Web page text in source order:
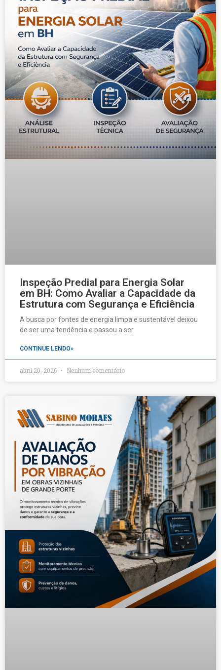
Inspeção Predial para Energia Solar
em BH: Como Avaliar a Capacidade da
Estrutura com Segurança e Eficiência
A busca por fontes de energia limpa e sustentável deixou
de ser uma tendência e passou a ser
CONTINUE LENDO»
abril 20, 2026 Nenhum comentário